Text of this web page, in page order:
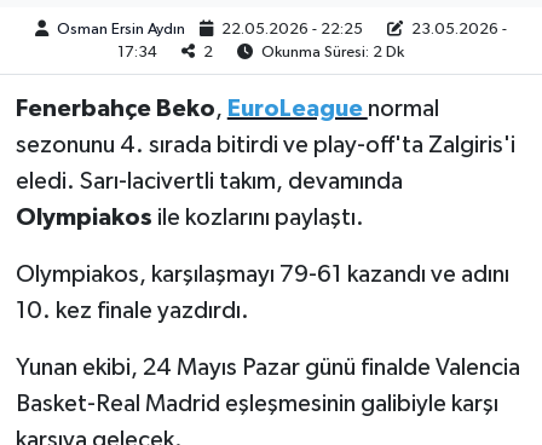
Osman Ersin Aydın 22.05.2026 - 22:25
23.05.2026 -
17:34
2 Okunma Süresi: 2 Dk
Fenerbahçe Beko, EuroLeague normal
sezonunu 4. sırada bitirdi ve play-off'ta Zalgiris'i
eledi. Sarı-lacivertli takım, devamında
Olympiakos ile kozlarını paylaştı.
Olympiakos, karşılaşmayı 79-61 kazandı ve adını
10. kez finale yazdırdı.
Yunan ekibi, 24 Mayıs Pazar günü finalde Valencia
Basket-Real Madrid eşleşmesinin galibiyle karşı
karşıya gelecek.
Kadınlar Basketbol Ligi
Formula 1
Atletizm
Hentbol